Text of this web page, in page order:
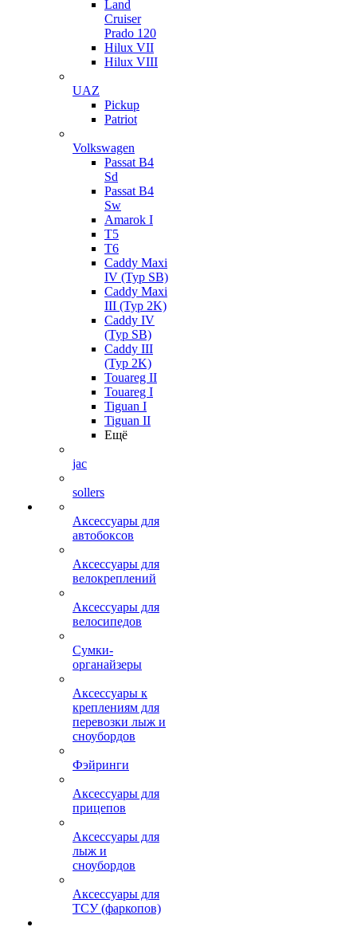
Land
Cruiser
Prado 120
Hilux VII
Hilux VIII
UAZ
Pickup
Patriot
Volkswagen
Passat B4
Sd
Passat B4
Sw
Amarok I
T5
T6
Caddy Maxi
IV (Typ SB)
Caddy Maxi
III (Typ 2K)
Caddy IV
(Typ SB)
Caddy III
(Typ 2K)
Touareg II
Touareg I
Tiguan I
Tiguan II
Ещё
jac
sollers
Аксессуары для
автобоксов
Аксессуары для
велокреплений
Аксессуары для
велосипедов
Сумки-
органайзеры
Аксессуары к
креплениям для
перевозки лыж и
сноубордов
Фэйринги
Аксессуары для
прицепов
Аксессуары для
лыж и
сноубордов
Аксессуары для
ТСУ (фаркопов)